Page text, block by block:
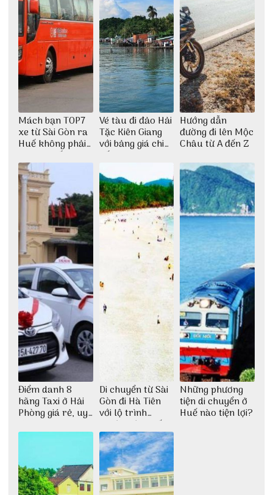
Mách bạn TOP7
xe từ Sài Gòn ra
Huế không phải
ai cũng biết
Vé tàu đi đảo Hải
Tặc Kiên Giang
với bảng giá chi
tiết
Hướng dẫn
đường đi lên Mộc
Châu từ A đến Z
Điểm danh 8
hãng Taxi ở Hải
Phòng giá rẻ, uy
Di chuyển từ Sài
Gòn đi Hà Tiên
với lộ trình
thuận tiện nhất
Những phương
tiện di chuyển ở
Huế nào tiện lợi?